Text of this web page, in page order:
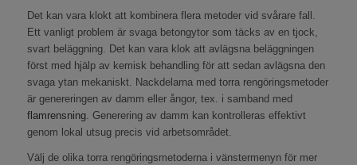
Det kan vara klokt att kombinera flera metoder vid svårare fall.
Ett vanligt problem är svaga betongytor som täcks av en tjock,
svart beläggning. Det kan vara klok att avlägsna beläggningen
först med hjälp av kemisk behandling för att sedan avlägsna den
svaga ytan mekaniskt. Nackdelarna med torra rengöringsmetoder
är genereringen av damm eller ångor, tex. i samband med
flamrensning. Generering av damm kan kontrolleras effektivt
genom lokal utsug precis vid arbetsområdet.
Välj de olika torra rengöringsmetoderna i vänstermenyn för mer